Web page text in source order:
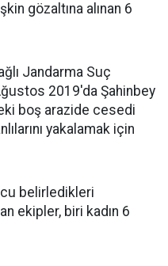
gözaltına alınan 6
Jandarma Suç
2019'da Şahinbey
boş arazide cesedi
yakalamak için
belirledikleri
ekipler, biri kadın 6